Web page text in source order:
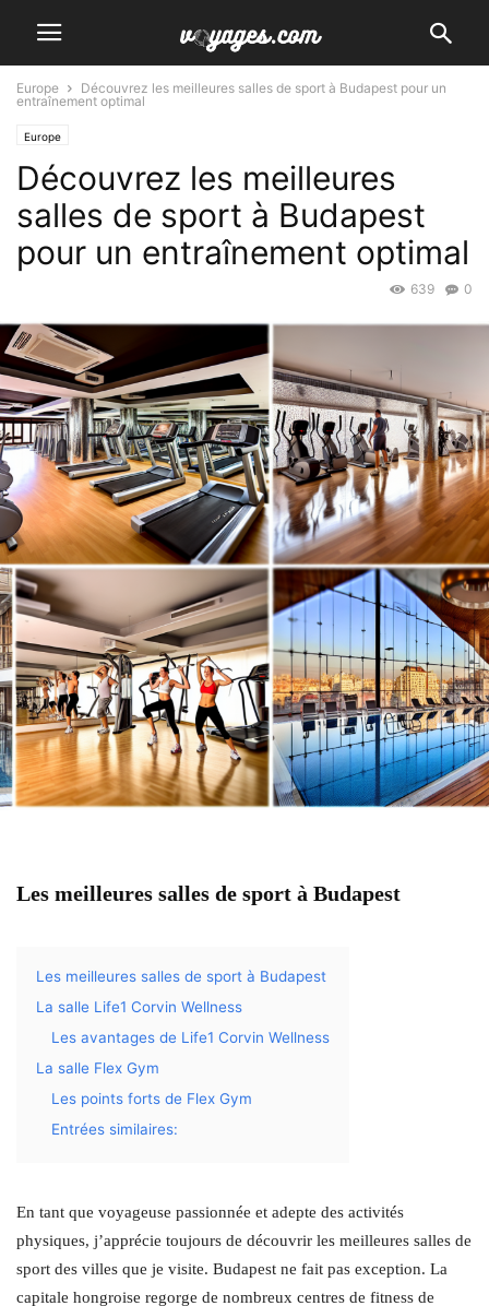
Europe
Découvrez les meilleures salles de sport à Budapest pour un
entraînement optimal
Europe
Découvrez les meilleures
salles de sport à Budapest
pour un entraînement optimal
0
639
Les meilleures salles de sport à Budapest
Les meilleures salles de sport à Budapest
La salle Life1 Corvin Wellness
Les avantages de Life1 Corvin Wellness
La salle Flex Gym
Les points forts de Flex Gym
Entrées similaires:
En tant que voyageuse passionnée et adepte des activités
physiques, j’apprécie toujours de découvrir les meilleures salles de
sport des villes que je visite. Budapest ne fait pas exception. La
capitale hongroise regorge de nombreux centres de fitness de